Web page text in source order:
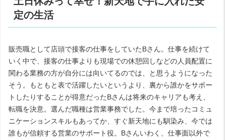
定の生活
販売職として店頭で接客の仕事をしていたBさん。仕事を続けて
いく中で、接客の仕事よりも現場での休憩回しなどの人員配置に
関わる業務の方が自分には向いてるのでは、と思うようになった
そう。もともと表で活躍したいというより、裏から誰かをサポー
トしたりすることが得意だったBさんは将来のキャリアも考え、
転職を決意。選んだ職種は営業事務でした。今まで培ったコミュ
ニケーションスキルもあってか、すぐ新天地にも馴染み、今では
誰もが信頼する営業のサポート役。Bさんいわく、仕事面以外で